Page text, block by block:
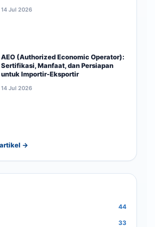
14 Jul 2026
AEO (Authorized Economic Operator):
Sertifikasi, Manfaat, dan Persiapan
untuk Importir-Eksportir
14 Jul 2026
→
44
33